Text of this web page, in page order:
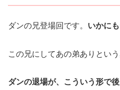
ダンの兄登場回です。 いかに
この兄にしてあの弟ありという
ダンの退場が、こういう形で